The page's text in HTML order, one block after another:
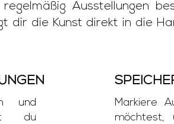
Ausstellungen
dir die Kunst direkt in die
und
du
Markiere
möchtest,